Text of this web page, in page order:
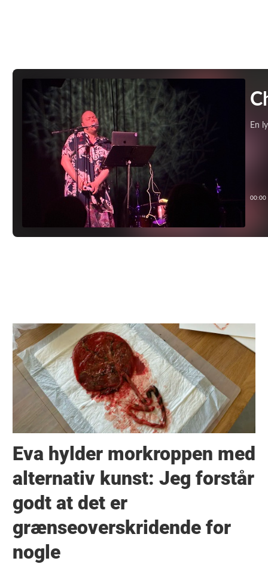
Eva hylder morkroppen med
alternativ kunst: Jeg forstår
godt at det er
grænseoverskridende for
nogle